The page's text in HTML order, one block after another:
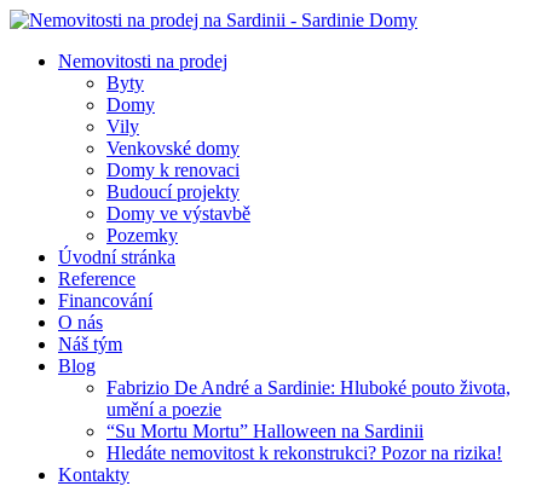
Nemovitosti na prodej
Byty
Domy
Vily
Venkovské domy
Domy k renovaci
Budoucí projekty
Domy ve výstavbě
Pozemky
Úvodní stránka
Reference
Financování
O nás
Náš tým
Blog
Fabrizio De André a Sardinie: Hluboké pouto života,
umění a poezie
“Su Mortu Mortu” Halloween na Sardinii
Hledáte nemovitost k rekonstrukci? Pozor na rizika!
Kontakty